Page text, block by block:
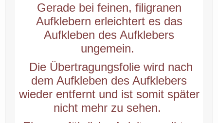
Gerade bei feinen, filigranen
Aufklebern erleichtert es das
Aufkleben des Aufklebers
ungemein.
Die Übertragungsfolie wird nach
dem Aufkleben des Aufklebers
wieder entfernt und ist somit später
nicht mehr zu sehen.